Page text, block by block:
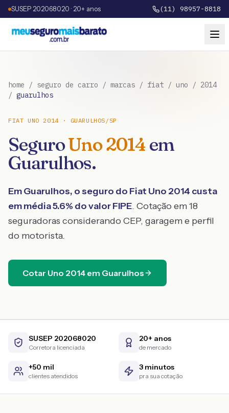
SUSEP 202068020 · 20+ anos (11) 98957-8818
home / seguro de carro / marcas / fiat / uno / 2014
/ guarulhos
FIAT UNO 2014· GUARULHOS /SP
SeguroUno2014em
Guarulhos.
EmGuarulhos, o seguro do Fiat Uno 2014 custa
em média5.6% do valor FIPE. Cotação em 18
seguradoras considerando CEP, garagem e perfil
do motorista.
Cotar Uno 2014 em Guarulhos
SUSEP 202068020
Corretora licenciada
20+ anos
de mercado
+50 mil
clientes atendidos
3 minutos
pra sua cotação